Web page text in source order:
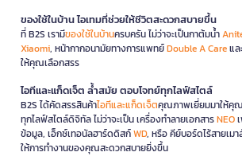
ของใช้ในบ้าน ไอเทมที่ช่วยให้ชีวิตสะดวกสบายขึ้น
ที่ B2S เรามีของใช้ในบ้านครบครัน ไม่ว่าจะเป็นกาต้มน้ำ
Xiaomi, หน้ากากอนามัยทางการแพทย์Double A Careแล
ให้คุณเลือกสรร
ไอทีและแก็ดเจ็ต ล้ำสมัย ตอบโจทย์ทุกไลฟ์สไตล์
B2S ได้คัดสรรสินค้าไอทีและแก็ดเจ็ตคุณภาพเยี่ยมมาให้คุ
ทุกไลฟ์สไตล์ดิจิทัล ไม่ว่าจะเป็น เครื่องทำลายเอกสารNEO
ข้อมูล, เอ็กซ์เทอนัลฮาร์ดดิสก์WD, หรือ คีย์บอร์ดไร้สายเม
ให้การทำงานของคุณสะดวกสบายยิ่งขึ้น